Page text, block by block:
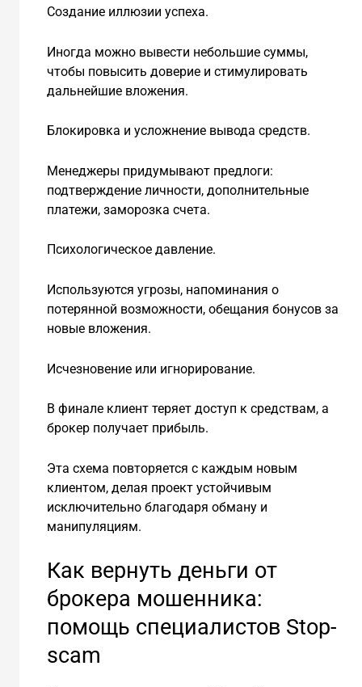
Создание иллюзии успеха.
Иногда можно вывести небольшие суммы,
чтобы повысить доверие и стимулировать
дальнейшие вложения.
Блокировка и усложнение вывода средств.
Менеджеры придумывают предлоги:
подтверждение личности, дополнительные
платежи, заморозка счета.
Психологическое давление.
Используются угрозы, напоминания о
потерянной возможности, обещания бонусов за
новые вложения.
Исчезновение или игнорирование.
В финале клиент теряет доступ к средствам, а
брокер получает прибыль.
Эта схема повторяется с каждым новым
клиентом, делая проект устойчивым
исключительно благодаря обману и
манипуляциям.
Как вернуть деньги от
брокера мошенника:
помощь специалистов Stop-
scam